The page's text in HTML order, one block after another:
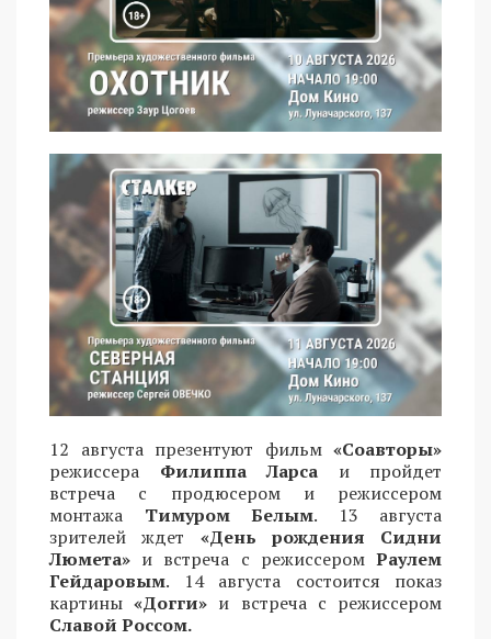
12 августа презентуют фильм «Соавторы»
режиссера Филиппа Ларса и пройдет
встреча с продюсером и режиссером
монтажа Тимуром Белым. 13 августа
зрителей ждет «День рождения Сидни
Люмета» и встреча с режиссером Раулем
Гейдаровым. 14 августа состоится показ
картины«Догги» и встреча с режиссером
Славой Россом.